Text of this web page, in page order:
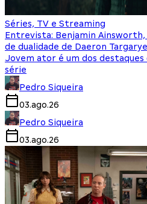
Séries, TV e Streaming
Entrevista: Benjamin Ainsworth,
de dualidade de Daeron
Jovem ator é um dos
série
Pedro Siqueira
03.ago.26
Pedro Siqueira
03.ago.26